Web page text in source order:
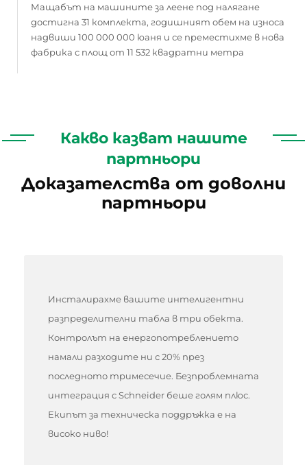
Мащабът на машините за леене под налягане
достигна 31 комплекта, годишният обем на износа
надвиши 100 000 000 юаня и се преместихме в нова
фабрика с площ от 11 532 квадратни метра
Какво казват нашите
партньори
Доказателства от доволни
партньори
Инсталирахме вашите интелигентни
разпределителни табла в три обекта.
Контролът на енергопотреблението
намали разходите ни с 20% през
последното тримесечие. Безпроблемната
интеграция с Schneider беше голям плюс.
Екипът за техническа поддръжка е на
високо ниво!